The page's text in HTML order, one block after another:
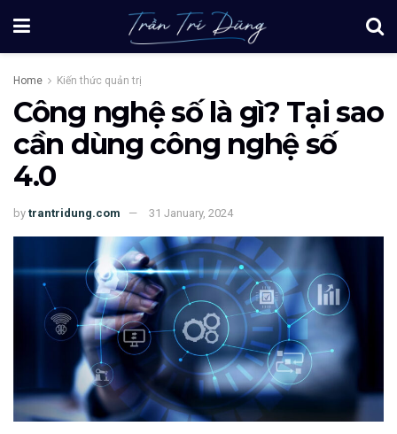
Home Kiến thức quản trị
Công nghệ số là gì? Tại sao
cần dùng công nghệ số
4.0
by trantridung.com 31 January, 2024